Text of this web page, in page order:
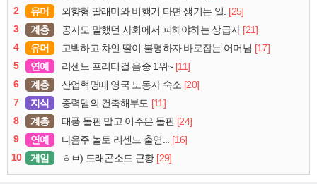
2
유머 외향형 딸래미와 비행기 타면 생기는 일. [25]
3
계층 공자도 말했던 사회에서 피해야하는 상급자 [21]
4
유머 고백하고 차인 딸이 불평하자 바로잡는 어머님 [17]
5
연예 리센느 프리티걸 음중 1위~ [11]
6
계층 산업혁명때 영국 노동자 숙소 [20]
7
지식 중력댐의 건축해부도 [11]
8
계층 태풍 돌핀 말고 이주은 돌핀 [24]
9
연예 다음주 놀토 리센느 출연... [16]
10
게임 ㅎㅂ) 드래곤소드 근황 [29]